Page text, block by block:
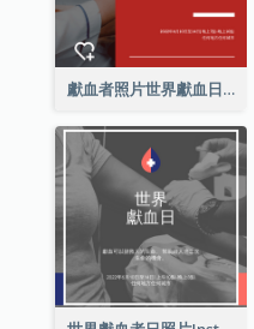
獻血者照片世界獻血日Instagram帖子